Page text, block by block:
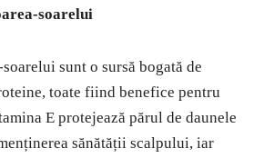
soarelui
sunt o sursă bogată de
toate fiind benefice pentru
E protejează părul de daunele
sănătății scalpului, iar